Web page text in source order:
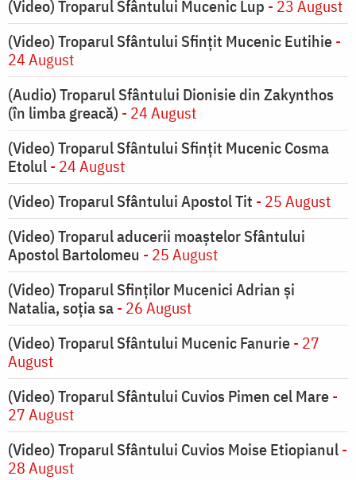
(Video) Troparul Sfântului Mucenic Lup - 23 August
(Video) Troparul Sfântului Sfințit Mucenic Eutihie-
24 August
(Audio) Troparul Sfântului Dionisie din Zakynthos
(în limba greacă) - 24 August
(Video) Troparul Sfântului Sfințit Mucenic Cosma
Etolul- 24 August
(Video) Troparul Sfântului Apostol Tit - 25 August
(Video) Troparul aducerii moaștelor Sfântului
Apostol Bartolomeu - 25 August
(Video) Troparul Sfinților Mucenici Adrian și
Natalia, soția sa- 26 August
(Video) Troparul Sfântului Mucenic Fanurie- 27
August
(Video) Troparul Sfântului Cuvios Pimen cel Mare-
27 August
(Video) Troparul Sfântului Cuvios Moise Etiopianul-
28 August